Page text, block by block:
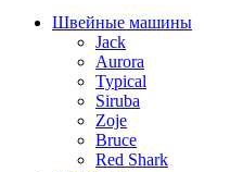
Швейные машины
Jack
Aurora
Typical
Siruba
Zoje
Bruce
Red Shark